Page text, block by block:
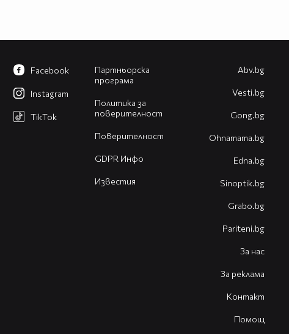
Партньорска
програма
Политика за
поверителност
Поверителност
GDPR Инфо
Известия
Facebook
Instagram
TikTok
Abv.bg
Vesti.bg
Gong.bg
Оhnamama.bg
Edna.bg
Sinoptik.bg
Grabo.bg
Pariteni.bg
За нас
За реклама
Контакт
Помощ